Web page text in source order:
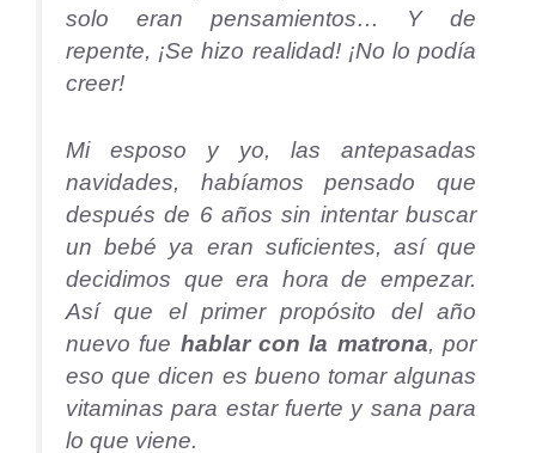
solo eran pensamientos… Y de
repente, ¡Se hizo realidad! ¡No lo podía
creer!
Mi esposo y yo, las antepasadas
navidades, habíamos pensado que
después de 6 años sin intentar buscar
un bebé ya eran suficientes, así que
decidimos que era hora de empezar.
Así que el primer propósito del año
nuevo fue hablar con la matrona, por
eso que dicen es bueno tomar algunas
vitaminas para estar fuerte y sana para
lo que viene.